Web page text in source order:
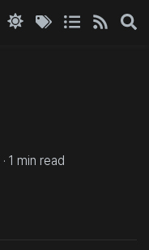
· 1 min read